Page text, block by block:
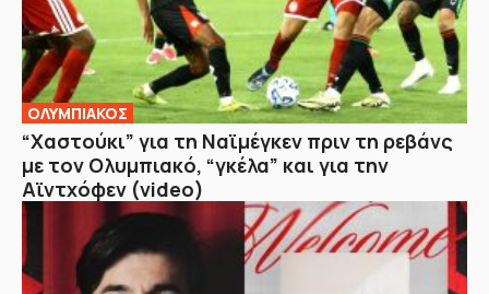
ΟΛΥΜΠΙΑΚΟΣ
“Χαστούκι” για τη Ναϊμέγκεν πριν τη ρεβάνς
με τον Ολυμπιακό, “γκέλα” και για την
Αϊντχόφεν (video)